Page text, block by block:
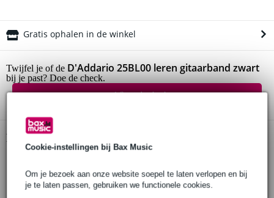
Cookie-instellingen bij Bax Music
Om je bezoek aan onze website soepel te laten verlopen en bij
je te laten passen, gebruiken we functionele cookies.
Gratis ophalen in de winkel
Twijfel je of de D'Addario 25BL00 leren gitaarband zwart
bij je past? Doe de check.
Start de check
Productinformatie
materiaal: leder
lederen uiteinden